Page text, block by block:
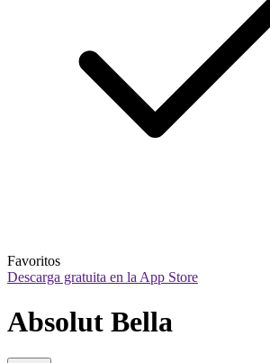
Favoritos
Descarga gratuita en la App Store
Absolut Bella